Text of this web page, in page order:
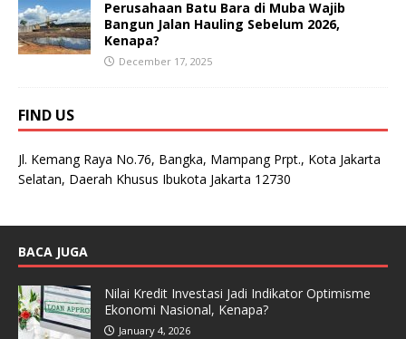
Perusahaan Batu Bara di Muba Wajib
Bangun Jalan Hauling Sebelum 2026,
Kenapa?
December 17, 2025
FIND US
Jl. Kemang Raya No.76, Bangka, Mampang Prpt., Kota Jakarta
Selatan, Daerah Khusus Ibukota Jakarta 12730
BACA JUGA
Nilai Kredit Investasi Jadi Indikator Optimisme
Ekonomi Nasional, Kenapa?
January 4, 2026